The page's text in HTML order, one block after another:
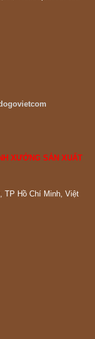
XƯỞNG SẢN XUẤT
TP Hồ Chí Minh, Việt